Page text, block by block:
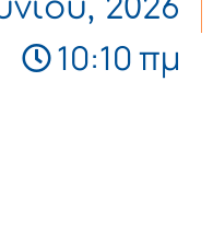
2026
10:10 πμ